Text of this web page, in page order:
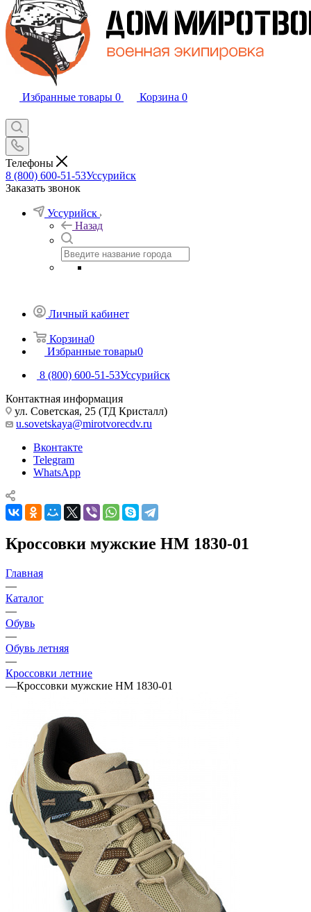
Избранные товары 0 Корзина 0
Телефоны
8 (800) 600-51-53Уссурийск
Заказать звонок
Уссурийск
Назад
Личный кабинет
Корзина0
Избранные товары0
8 (800) 600-51-53Уссурийск
Контактная информация
ул. Советская, 25 (ТД Кристалл)
u.sovetskaya@mirotvorecdv.ru
Вконтакте
Telegram
WhatsApp
Кроссовки мужские НМ 1830-01
Главная
—
Каталог
—
Обувь
—
Обувь летняя
—
Кроссовки летние
—Кроссовки мужские НМ 1830-01